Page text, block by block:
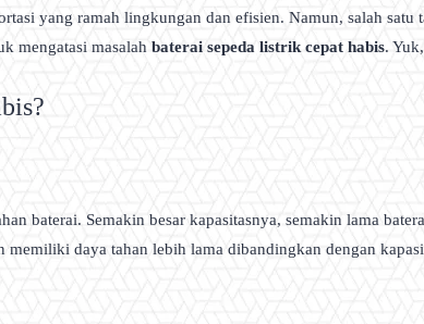
yang ramah lingkungan dan efisien. Namun, salah satu
mengatasi masalah baterai sepeda listrik cepat habis.
baterai. Semakin besar kapasitasnya, semakin lama
memiliki daya tahan lebih lama dibandingkan dengan